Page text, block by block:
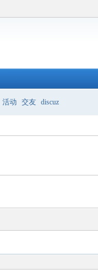
活动 交友 discuz